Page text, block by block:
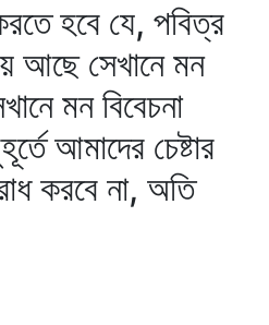
হবে যে, পবিত্র
আছে সেখানে মন
মন বিবেচনা
আমাদের চেষ্টার
করবে না, অতি